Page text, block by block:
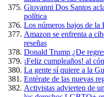
Giovanni Dos Santos
política
Los números bajos de la
Amazon se enfrenta a
reseñas
Donald Trump ¿De
¡Feliz cumpleaños! al
La gente sí quiere a la
Entérate de las nuevas
Activistas advierten de